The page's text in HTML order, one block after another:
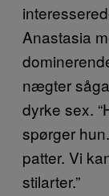
Anastasia
nægter
dyrke sex.
spørger
patter. Vi
stilarter.”